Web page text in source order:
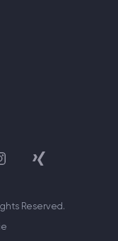
Reserved.